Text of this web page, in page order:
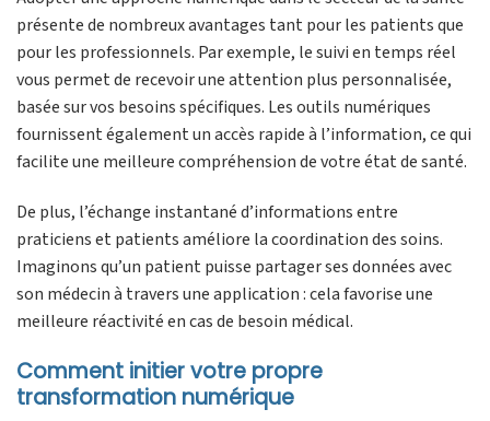
présente de nombreux avantages tant pour les patients que
pour les professionnels. Par exemple, le suivi en temps réel
vous permet de recevoir une attention plus personnalisée,
basée sur vos besoins spécifiques. Les outils numériques
fournissent également un accès rapide à l’information, ce qui
facilite une meilleure compréhension de votre état de santé.
De plus, l’échange instantané d’informations entre
praticiens et patients améliore la coordination des soins.
Imaginons qu’un patient puisse partager ses données avec
son médecin à travers une application : cela favorise une
meilleure réactivité en cas de besoin médical.
Comment initier votre propre
transformation numérique